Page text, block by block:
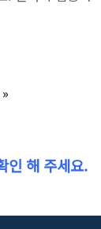
»
인 해 주세요.